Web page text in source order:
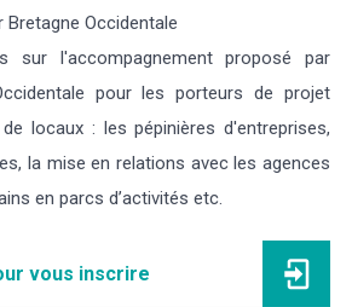
Bretagne Occidentale
sur l'accompagnement proposé par
pour les porteurs de projet
locaux : les pépinières d'entreprises,
la mise en relations avec les agences
en parcs d’activités etc.
vous inscrire